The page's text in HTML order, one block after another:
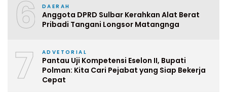
6 DAERAH
Anggota DPRD Sulbar Kerahkan Alat Berat
Pribadi Tangani Longsor Matangnga
7 ADVETORIAL
Pantau Uji Kompetensi Eselon II, Bupati
Polman: Kita Cari Pejabat yang Siap Bekerja
Cepat